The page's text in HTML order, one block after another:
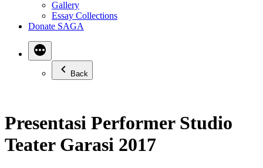
Gallery
Essay Collections
Donate SAGA
Back
Presentasi Performer Studio
Teater Garasi 2017